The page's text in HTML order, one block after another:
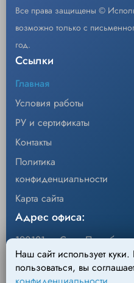
Все права защищены ©
возможно только с
год.
Ссылки
Главная
Условия работы
РУ и сертификаты
Контакты
Политика
конфиденциальности
Карта сайта
Адрес офиса:
190121, г. Санкт-
Адрес склада:
Наш сайт использует
пользоваться, вы